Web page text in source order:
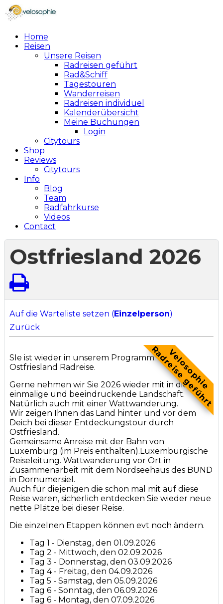
Home
Reisen
Unsere Reisen
Radreisen geführt
Rad&Schiff
Tagestouren
Wanderreisen
Radreisen individuel
Kalenderübersicht
Meine Buchungen
Login
Citytours
Shop
Reviews
Citytours
Info
Blog
Team
Radfahrkurse
Videos
Contact
Ostfriesland 2026
Auf die Warteliste setzen (Einzelperson)
Zurück
Velosophie
Radreise geführt
SIe ist wieder in unserem Programm: Die
Ostfriesland Radreise.
Gerne nehmen wir Sie 2026 wieder mit in diese
einmalige und beeindruckende Landschaft.
Natürlich auch mit einer Wattwanderung.
Wir zeigen Ihnen das Land hinter und vor dem
Deich bei dieser Entdeckungstour durch
Ostfriesland.
Gemeinsame Anreise mit der Bahn von
Luxemburg (im Preis enthalten).Luxemburgische
Reiseleitung. Wattwanderung vor Ort in
Zusammenarbeit mit dem Nordseehaus des BUND
in Dornumersiel.
Auch für diejenigen die schon mal mit auf diese
Reise waren, sicherlich entdecken Sie wieder neue
nette Plätze bei dieser Reise.
Die einzelnen Etappen können evt noch ändern.
Tag 1 - Dienstag, den 01.09.2026
Tag 2 - Mittwoch, den 02.09.2026
Tag 3 - Donnerstag, den 03.09.2026
Tag 4 - Freitag, den 04.09.2026
Tag 5 - Samstag, den 05.09.2026
Tag 6 - Sonntag, den 06.09.2026
Tag 6 - Montag, den 07.09.2026